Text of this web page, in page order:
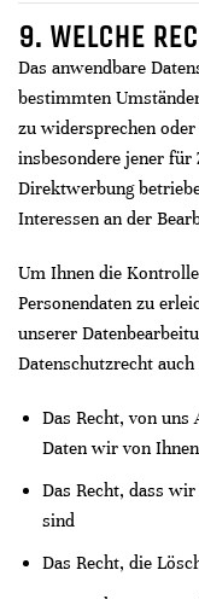
9. WELCHE
Das anwendbare
bestimmten
zu widersprechen
insbesondere jener
Direktwerbung
Interessen an der
Um Ihnen die
Personendaten zu
unserer
Datenschutzrecht auch
Das Recht, von
Daten wir von
Das Recht, dass
sind
Das Recht, die